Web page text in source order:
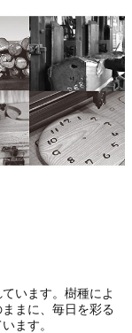
います。樹種によ
まに、毎日を彩る
ます。